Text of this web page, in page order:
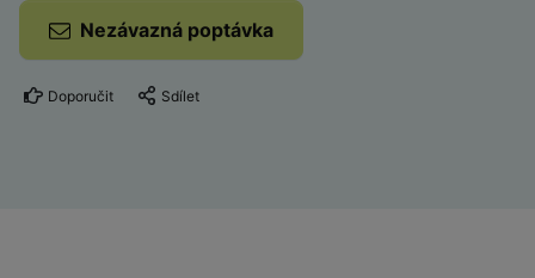
Nezávazná poptávka
Doporučit Sdílet